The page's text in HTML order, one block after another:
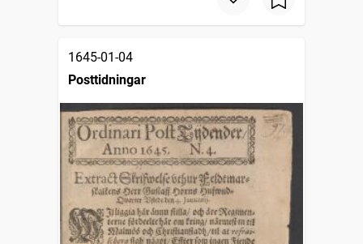
1645-01-04
Posttidningar